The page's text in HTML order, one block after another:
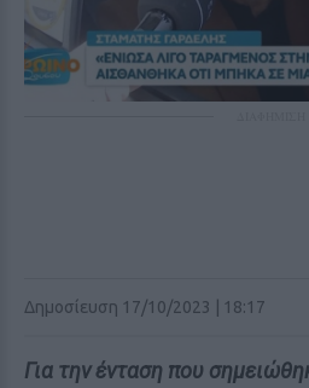
Δημοσίευση 17/10/2023 | 18:17
Για την ένταση που